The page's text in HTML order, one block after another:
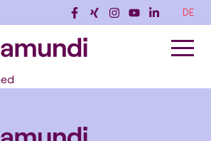
DE